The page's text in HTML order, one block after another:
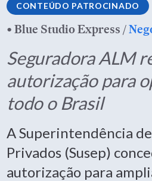
CONTEÚDO PATROCINADO
•Blue Studio Express/
Seguradora ALM
autorização para
todo o Brasil
A Superintendência
Privados (Susep)
autorização para